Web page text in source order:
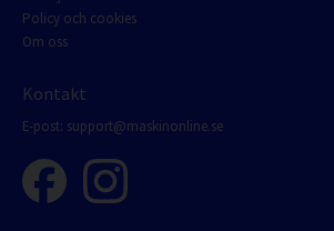
Policy och cookies
Om oss
Kontakt
E-post: support@maskinonline.se